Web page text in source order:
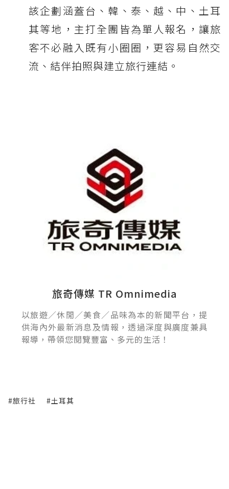
該企劃涵蓋台、韓、泰、越、中、土耳
其等地，主打全團皆為單人報名，讓旅
客不必融入既有小圈圈，更容易自然交
流、結伴拍照與建立旅行連結。
旅奇傳媒 TR Omnimedia
以旅遊／休閒／美食／品味為本的新聞平台，提
供海內外最新消息及情報，透過深度與廣度兼具
報導，帶領您閱覽豐富、多元的生活！
#旅行社 #土耳其